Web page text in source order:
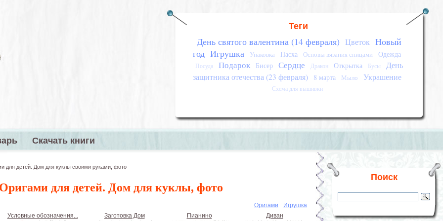
Теги
День святого валентина (14 февраля) Цветок Новый
год Игрушка Упаковка Пасха Основы вязания спицами Одежда
Посуда Подарок Бисер Сердце Дракон Открытка Бусы
День
защитника отечества (23 февраля)
8 марта Мыло Украшение
Схема для вышивки
Скачать книги
для детей. Дом для куклы своими руками, фото
Оригами для детей. Дом для куклы, фото
Игрушка
Оригами
Условные обозначения... Заготовка Дом Пианино Диван
Поиск